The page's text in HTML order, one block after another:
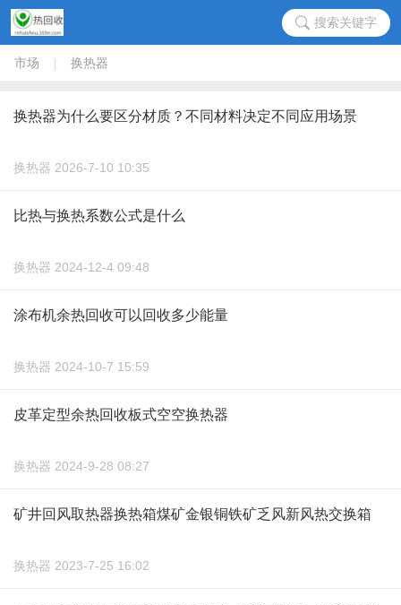
搜索关键字
市场 换热器
换热器为什么要区分材质？不同材料决定不同应用场景
换热器 2026-7-10 10:35
比热与换热系数公式是什么
换热器 2024-12-4 09:48
涂布机余热回收可以回收多少能量
换热器 2024-10-7 15:59
皮革定型余热回收板式空空换热器
换热器 2024-9-28 08:27
矿井回风取热器换热箱煤矿金银铜铁矿乏风新风热交换箱
换热器 2023-7-25 16:02